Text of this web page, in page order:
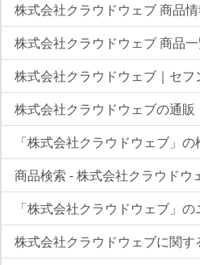
株式会社クラウドウェブ 商品
株式会社クラウドウェブ 商品
株式会社クラウドウェブ｜セ
株式会社クラウドウェブの通販
「株式会社クラウドウェブ」
商品検索 - 株式会社クラウドウ
「株式会社クラウドウェブ」
株式会社クラウドウェブに関